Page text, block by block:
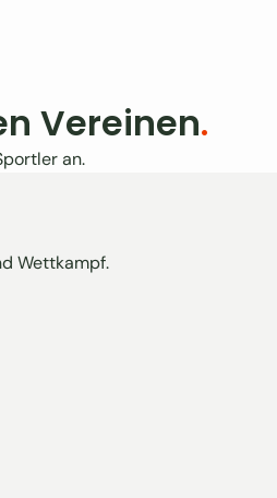
Vereinen.
an.
Wettkampf.